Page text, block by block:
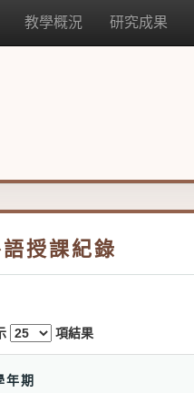
教學概況 研究成果
授課紀錄
項結果
年期